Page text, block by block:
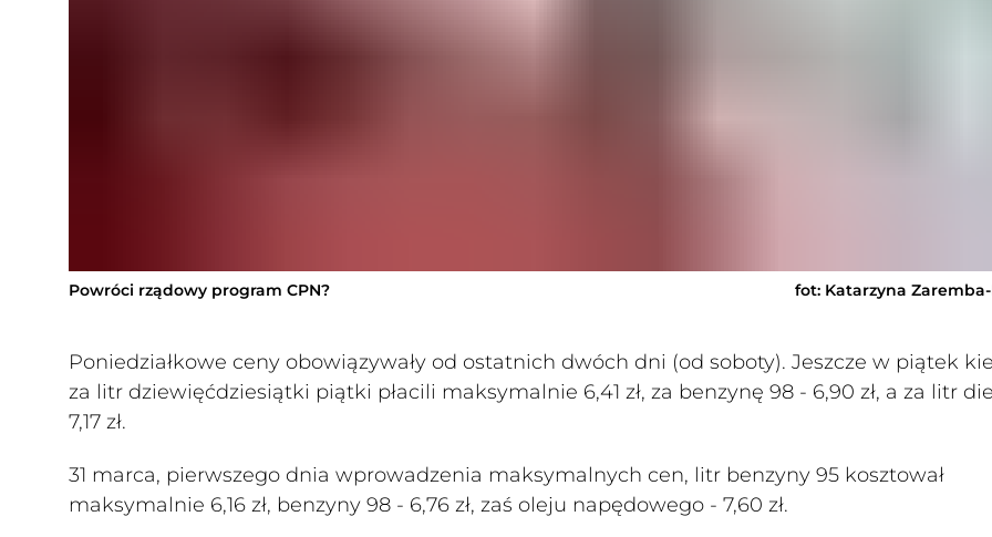
Powróci rządowy program CPN? fot: Katarzyna
Poniedziałkowe ceny obowiązywały od ostatnich dwóch dni (od soboty). Jeszcze w piątek
za litr dziewięćdziesiątki piątki płacili maksymalnie 6,41 zł, za benzynę 98 - 6,90 zł, a za litr
7,17 zł.
31 marca, pierwszego dnia wprowadzenia maksymalnych cen, litr benzyny 95 kosztował
maksymalnie 6,16 zł, benzyny 98 - 6,76 zł, zaś oleju napędowego - 7,60 zł.